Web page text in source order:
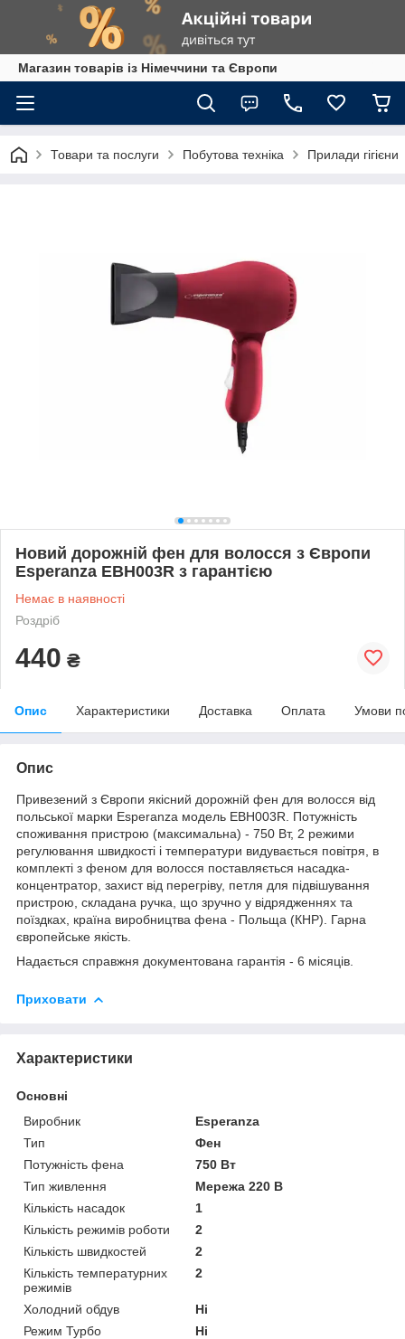
Магазин товарів із Німеччини та Європи
Товари та послуги Побутова техніка Прилади гігієни
Новий дорожній фен для волосся з Європи
Esperanza EBH003R з гарантією
Немає в наявності
Роздріб
440 ₴
Опис Характеристики Доставка Оплата Умови
Опис
Привезений з Європи якісний дорожній фен для волосся від
польської марки Esperanza модель EBH003R. Потужність
споживання пристрою (максимальна) - 750 Вт, 2 режими
регулювання швидкості і температури видувається повітря, в
комплекті з феном для волосся поставляється насадка-
концентратор, захист від перегріву, петля для підвішування
пристрою, складана ручка, що зручно у відрядженнях та
поїздках, країна виробництва фена - Польща (КНР). Гарна
європейське якість.
Надається справжня документована гарантія - 6 місяців.
Приховати
Характеристики
Основні
Виробник
Esperanza
Тип
Фен
Потужність фена
750 Вт
Тип живлення
Мережа 220 В
Кількість насадок
1
Кількість режимів роботи
2
Кількість швидкостей
2
Кількість температурних
режимів
2
Холодний обдув
Ні
Режим Турбо
Ні